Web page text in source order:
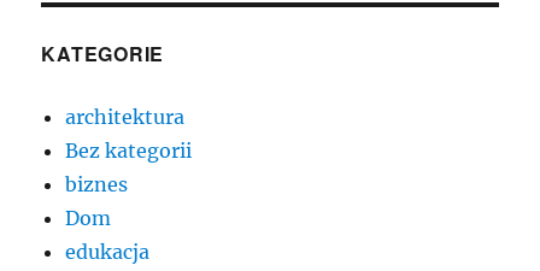
KATEGORIE
architektura
Bez kategorii
biznes
Dom
edukacja